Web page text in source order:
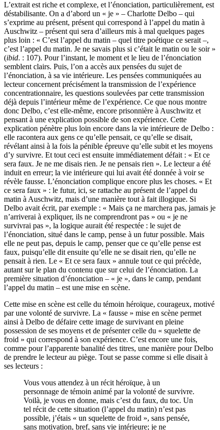
L’extrait est riche et complexe, et l’énonciation, particulièrement, est
déstabilisante. On a d’abord un « je » – Charlotte Delbo – qui
s’exprime au présent, présent qui correspond à l’appel du matin à
Auschwitz – présent qui sera d’ailleurs mis à mal quelques pages
plus loin : « C’est l’appel du matin – quel titre poétique ce serait –,
c’est l’appel du matin. Je ne savais plus si c’était le matin ou le soir »
(ibid. : 107). Pour l’instant, le moment et le lieu de l’énonciation
semblent clairs. Puis, l’on a accès aux pensées du sujet de
l’énonciation, à sa vie intérieure. Les pensées communiquées au
lecteur concernent précisément la transmission de l’expérience
concentrationnaire, les questions soulevées par cette transmission
déjà depuis l’intérieur même de l’expérience. Ce que nous montre
donc Delbo, c’est elle-même, encore prisonnière à Auschwitz et
pensant à une explication possible de son expérience. Cette
explication pénètre plus loin encore dans la vie intérieure de Delbo :
elle racontera aux gens ce qu’elle pensait, ce qu’elle se disait,
révélant ainsi à la fois la pénible épreuve qu’elle subit et les moyens
d’y survivre. Et tout ceci est ensuite immédiatement défait : « Et ce
sera faux. Je ne me disais rien. Je ne pensais rien ». Le lecteur a été
induit en erreur; la vie intérieure qui lui avait été donnée à voir se
révèle fausse. L’énonciation complique encore plus les choses. « Et
ce sera faux » : le futur, ici, se rattache au présent de l’appel du
matin à Auschwitz, mais d’une manière tout à fait illogique. Si
Delbo avait écrit, par exemple : « Mais ça ne marchera pas, jamais je
n’arriverai à expliquer, ils ne comprendront pas » ou « je ne
survivrai pas », la logique aurait été respectée : le sujet de
l’énonciation, situé dans le camp, pense à un futur possible. Mais
elle ne peut pas, depuis le camp, penser que ce qu’elle pense est
faux, puisqu’elle dit ensuite qu’elle ne se disait rien, qu’elle ne
pensait à rien. Le « Et ce sera faux » annule tout ce qui précède,
autant sur le plan du contenu que sur celui de l’énonciation. La
première situation d’énonciation – « je », dans le camp, pendant
l’appel du matin – est une mise en scène.
Cette mise en scène est celle du témoin héroïque, courageux, motivé
par une volonté de survivre. La « fausse » mise en scène permet
ainsi à Delbo de défaire cette image de survivant en pleine
possession de ses moyens et de présenter celle du « squelette de
froid » qui correspond à son expérience. C’est encore une fois,
comme pour l’apparente banalité des titres, une manière pour Delbo
de prendre le lecteur au piège. Tout se passe comme si elle disait à
ses lecteurs :
Vous vous attendez à un récit héroïque, à un
personnage de témoin animé par la volonté de survivre.
Voilà, je vous en donne, mais c’est du faux, du toc. Un
tel récit de cette situation (l’appel du matin) n’est pas
possible, j’étais « un squelette de froid », sans pensée,
sans motivation, bref, sans vie intérieure; je ne